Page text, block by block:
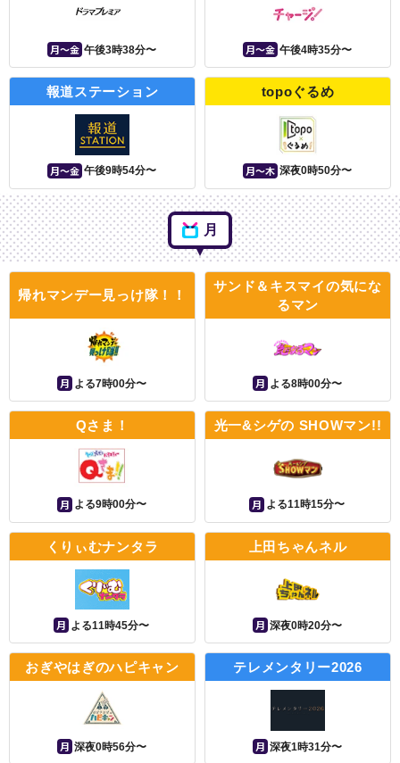
月〜金 午後3時38分〜 月〜金 午後4時35分〜
報道ステーション
月〜金 午後9時54分〜
topoぐるめ
月〜木 深夜0時50分〜
月
帰れマンデー見っけ隊！！
月 よる7時00分〜
サンド＆キスマイの気にな
るマン
月 よる8時00分〜
Qさま！
月 よる9時00分〜
光一&シゲの SHOWマン!!
月 よる11時15分〜
くりぃむナンタラ
月 よる11時45分〜
上田ちゃんネル
月 深夜0時20分〜
おぎやはぎのハピキャン
月 深夜0時56分〜
テレメンタリー2026
月 深夜1時31分〜